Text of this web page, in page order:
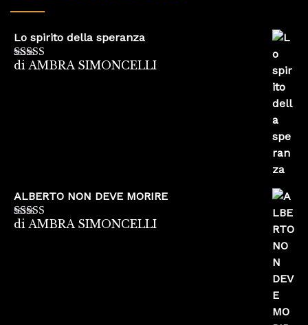
Lo spirito della speranza
Valutato5su
di AMBRA SIMONCELLI
ALBERTO NON DEVE MORIRE
Valutato5su
di AMBRA SIMONCELLI